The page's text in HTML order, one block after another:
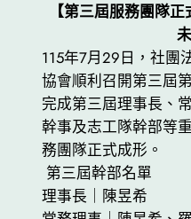
【第三屆服務團隊
115年7月29日，社團
協會順利召開第三屆
完成第三屆理事長、
幹事及志工隊幹部等
務團隊正式成形。
第三屆幹部名單
理事長｜陳昱希